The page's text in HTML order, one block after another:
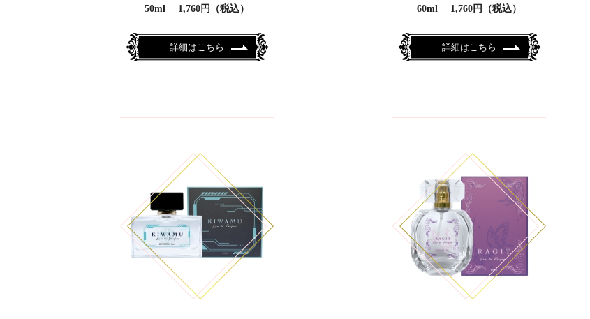
50ml 1,760円（税込）
詳細はこちら
60ml 1,760円（税込）
詳細はこちら